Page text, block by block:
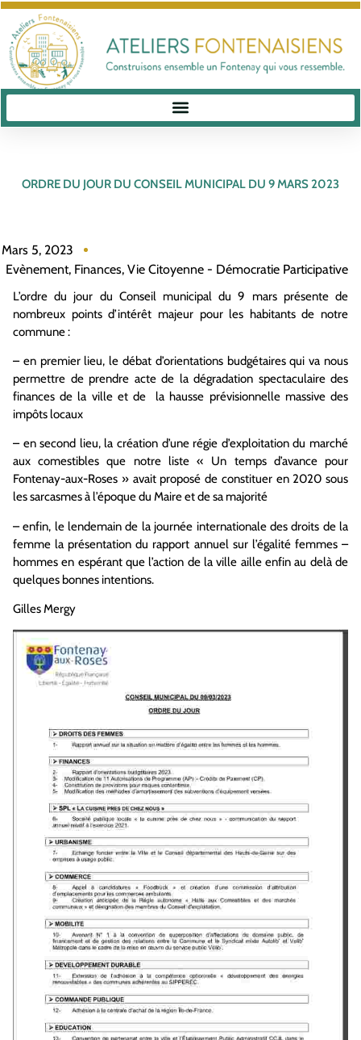
ORDRE DU JOUR DU CONSEIL MUNICIPAL DU 9 MARS 2023
Mars 5, 2023
Evènement, Finances, Vie Citoyenne - Démocratie Participative
L’ordre du jour du Conseil municipal du 9 mars présente de
nombreux points d’intérêt majeur pour les habitants de notre
commune :
– en premier lieu, le débat d’orientations budgétaires qui va nous
permettre de prendre acte de la dégradation spectaculaire des
finances de la ville et de la hausse prévisionnelle massive des
impôts locaux
– en second lieu, la création d’une régie d’exploitation du marché
aux comestibles que notre liste « Un temps d’avance pour
Fontenay-aux-Roses » avait proposé de constituer en 2020 sous
les sarcasmes à l’époque du Maire et de sa majorité
– enfin, le lendemain de la journée internationale des droits de la
femme la présentation du rapport annuel sur l’égalité femmes –
hommes en espérant que l’action de la ville aille enfin au delà de
quelques bonnes intentions.
Gilles Mergy